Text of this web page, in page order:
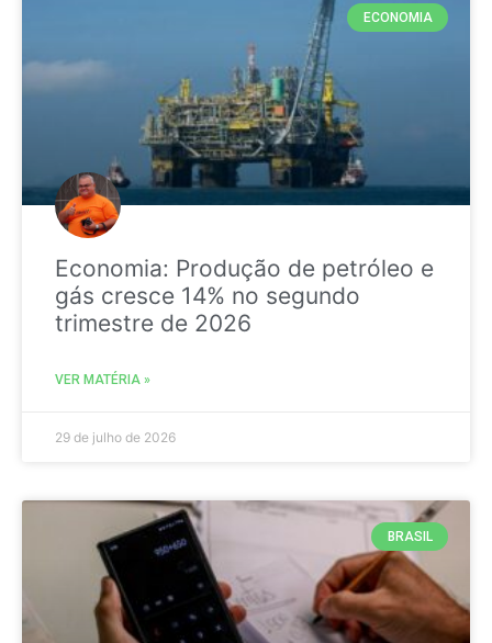
ECONOMIA
Economia: Produção de petróleo e
gás cresce 14% no segundo
trimestre de 2026
VER MATÉRIA »
29 de julho de 2026
BRASIL